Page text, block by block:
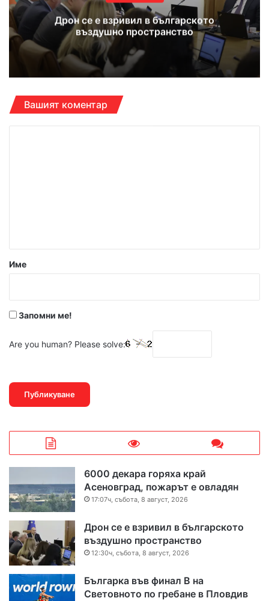
Дрон се е взривил в българското
въздушно пространство
Вашият коментар
р
Име
Запомни ме!
Are you human? Please solve:
6000 декара горяха край
Асеновград, пожарът е овладян
17:07ч, събота, 8 август, 2026
Дрон се е взривил в българското
въздушно пространство
12:30ч, събота, 8 август, 2026
Българка във финал B на
Световното по гребане в Пловдив